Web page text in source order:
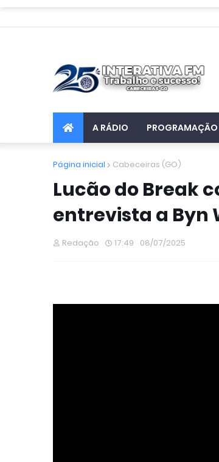
A RÁDIO PROGRAMAÇÃO
Página inicial Cabeceiras (GO)
Lucão do Break
entrevista a Byn
Redação 17:49 08/07/2025